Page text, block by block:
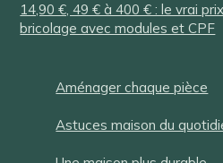
14,90 €, 49 € à 400 € : le vrai
bricolage avec modules et CPF
Aménager chaque pièce
Astuces maison du